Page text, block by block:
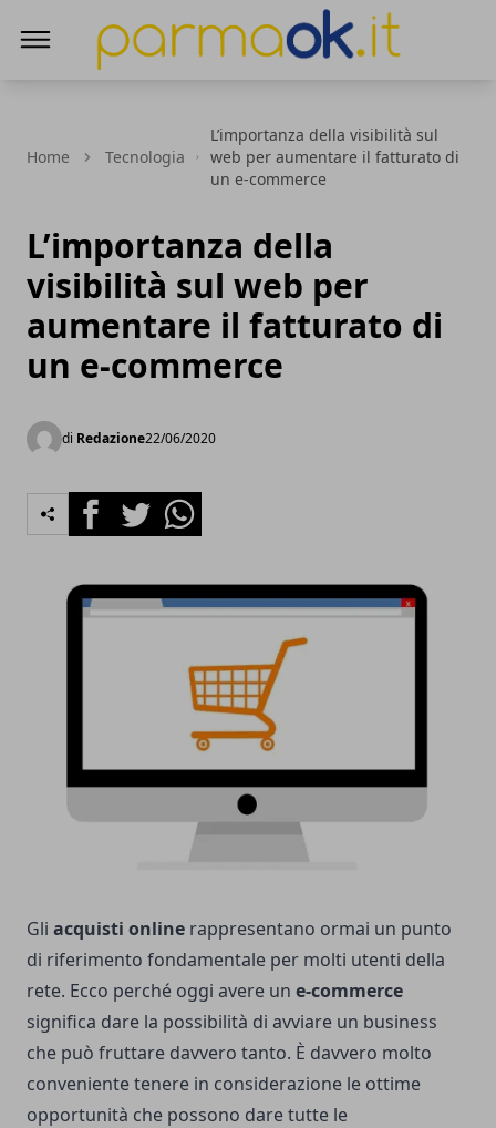
Home Tecnologia
L’importanza della visibilità sul
web per aumentare il fatturato di
un e-commerce
L’importanza della
visibilità sul web per
aumentare il fatturato di
un e-commerce
di Redazione22/06/2020
FacebookTwitterWhatsapp
Gli acquisti online rappresentano ormai un punto
di riferimento fondamentale per molti utenti della
rete. Ecco perché oggi avere un e-commerce
significa dare la possibilità di avviare un business
che può fruttare davvero tanto. È davvero molto
conveniente tenere in considerazione le ottime
opportunità che possono dare tutte le